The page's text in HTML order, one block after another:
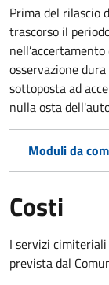
Prima del rilascio
trascorso il
osservazione
sottoposta ad
nulla osta
Moduli da
Costi
I servizi
prevista dal